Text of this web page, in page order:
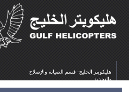
هليكوبتر الخليج- قسم الصيانة والإصلاح
والتجديد